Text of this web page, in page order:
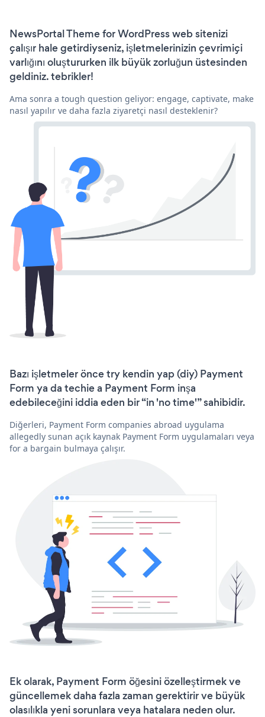
NewsPortal Theme for WordPress web sitenizi
çalışır hale getirdiyseniz, işletmelerinizin çevrimiçi
varlığını oluştururken ilk büyük zorluğun üstesinden
geldiniz. tebrikler!
Ama sonra a tough question geliyor: engage, captivate, make
nasıl yapılır ve daha fazla ziyaretçi nasıl desteklenir?
Bazı işletmeler önce try kendin yap (diy) Payment
Form ya da techie a Payment Form inşa
edebileceğini iddia eden bir “in 'no time'” sahibidir.
Diğerleri, Payment Form companies abroad uygulama
allegedly sunan açık kaynak Payment Form uygulamaları veya
for a bargain bulmaya çalışır.
Ek olarak, Payment Form öğesini özelleştirmek ve
güncellemek daha fazla zaman gerektirir ve büyük
olasılıkla yeni sorunlara veya hatalara neden olur.